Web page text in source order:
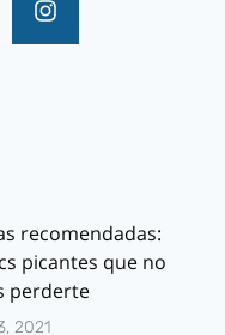
recomendadas:
picantes que no
perderte
2021